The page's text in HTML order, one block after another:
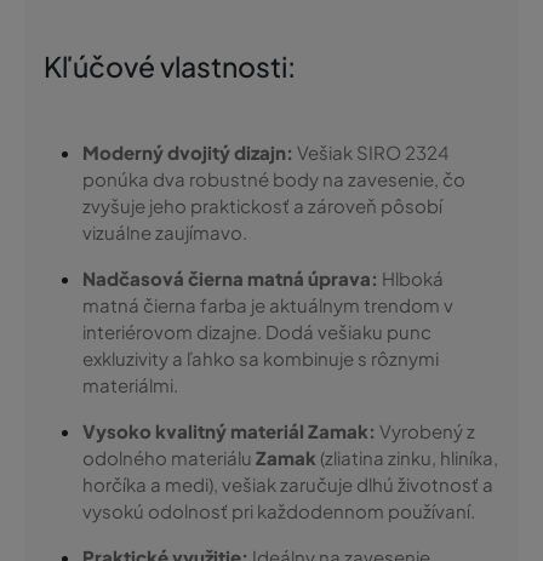
Kľúčové vlastnosti:
Moderný dvojitý dizajn: Vešiak SIRO 2324
ponúka dva robustné body na zavesenie, čo
zvyšuje jeho praktickosť a zároveň pôsobí
vizuálne zaujímavo.
Nadčasová čierna matná úprava: Hlboká
matná čierna farba je aktuálnym trendom v
interiérovom dizajne. Dodá vešiaku punc
exkluzivity a ľahko sa kombinuje s rôznymi
materiálmi.
Vysoko kvalitný materiál Zamak: Vyrobený z
odolného materiálu Zamak (zliatina zinku, hliníka,
horčíka a medi), vešiak zaručuje dlhú životnosť a
vysokú odolnosť pri každodennom používaní.